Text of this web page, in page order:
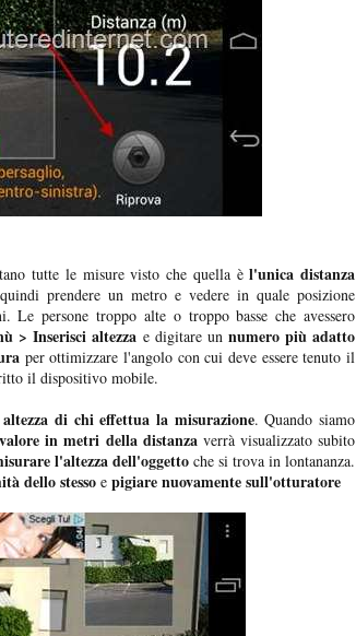
tutte le misure visto che quella èl'unica distanza
prendere un metro e vedere in quale posizione
persone troppo alte o troppo basse che avessero
> Inserisci altezza e digitare un numero più adatto
per ottimizzare l'angolo con cui deve essere tenuto il
il dispositivo mobile.
di chi effettua la misurazione. Quando siamo
valore in metri della distanzaverrà visualizzato subito
l'altezza dell'oggettoche si trova in lontananza.
dello stesso e pigiare nuovamente sull'otturatore